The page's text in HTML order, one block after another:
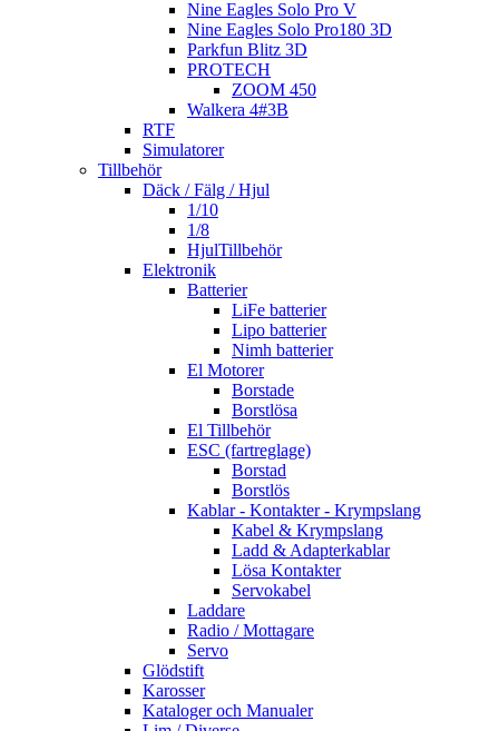
Nine Eagles Solo Pro V
Nine Eagles Solo Pro180 3D
Parkfun Blitz 3D
PROTECH
ZOOM 450
Walkera 4#3B
RTF
Simulatorer
Tillbehör
Däck / Fälg / Hjul
1/10
1/8
HjulTillbehör
Elektronik
Batterier
LiFe batterier
Lipo batterier
Nimh batterier
El Motorer
Borstade
Borstlösa
El Tillbehör
ESC (fartreglage)
Borstad
Borstlös
Kablar - Kontakter - Krympslang
Kabel & Krympslang
Ladd & Adapterkablar
Lösa Kontakter
Servokabel
Laddare
Radio / Mottagare
Servo
Glödstift
Karosser
Kataloger och Manualer